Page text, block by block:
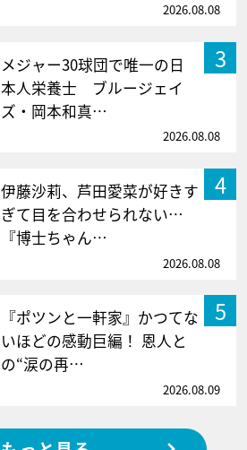
2026.08.08
3
メジャー30球団で唯一の日
本人栄養士 ブルージェイ
ズ・岡本和真…
2026.08.08
4
伊藤沙莉、芦田愛菜が好きす
ぎて目を合わせられない…
『博士ちゃん…
2026.08.08
5
『ポツンと一軒家』かつてな
いほどの感動巨編！ 恩人と
の“涙の再…
2026.08.09